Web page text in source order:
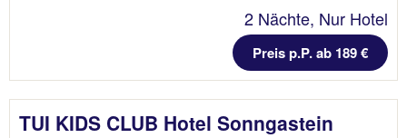
2 Nächte, Nur Hotel
Preis p.P. ab 189 €
TUI KIDS CLUB Hotel Sonngastein